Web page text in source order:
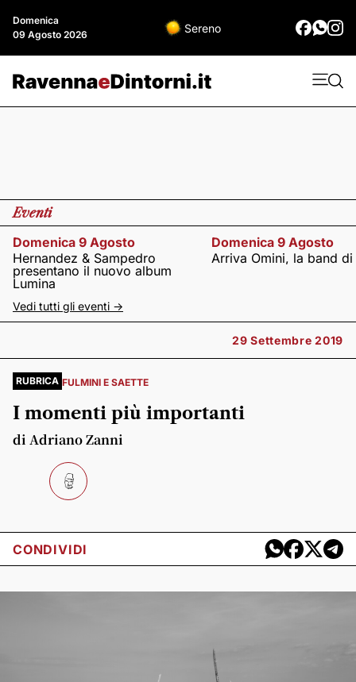
Domenica
09 Agosto 2026
Sereno
Eventi
Domenica 9 Agosto
Hernandez & Sampedro
presentano il nuovo album
Lumina
Domenica 9 Agosto
Arriva Omini, la band
Vedi tutti gli eventi ->
29 Settembre 2019
RUBRICA FULMINI E SAETTE
I momenti più importanti
di Adriano Zanni
CONDIVIDI